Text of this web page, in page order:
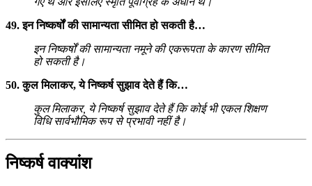
49. इन निष्कर्षों की सामान्यता सीमित हो सकती है…
इन निष्कर्षों की सामान्यता नमूने की एकरूपता के कारण सीमित
हो सकती है।
50. कुल मिलाकर, ये निष्कर्ष सुझाव देते हैं कि…
कुल मिलाकर, ये निष्कर्ष सुझाव देते हैं कि कोई भी एकल शिक्षण
विधि सार्वभौमिक रूप से प्रभावी नहीं है।
निष्कर्ष वाक्यांश